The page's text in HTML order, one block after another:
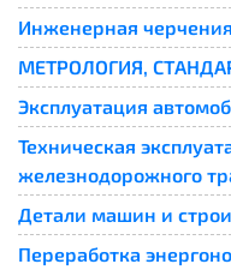
Инженерная черчения
МЕТРОЛОГИЯ,
Эксплуатация
Техническая
железнодорожного
Детали машин и
Переработка